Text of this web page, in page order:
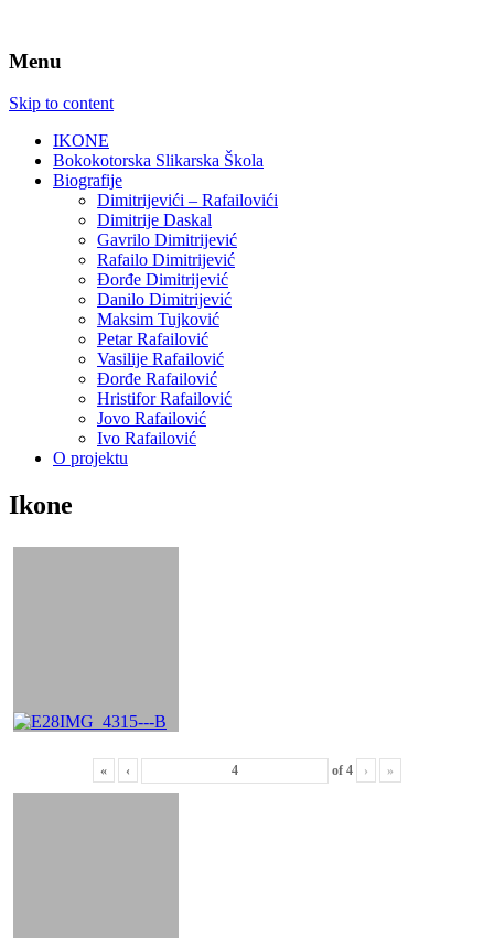
Menu
Skip to content
IKONE
Bokokotorska Slikarska Škola
Biografije
Dimitrijevići – Rafailovići
Dimitrije Daskal
Gavrilo Dimitrijević
Rafailo Dimitrijević
Đorđe Dimitrijević
Danilo Dimitrijević
Maksim Tujković
Petar Rafailović
Vasilije Rafailović
Đorđe Rafailović
Hristifor Rafailović
Jovo Rafailović
Ivo Rafailović
O projektu
Ikone
« ‹ of 4 › »